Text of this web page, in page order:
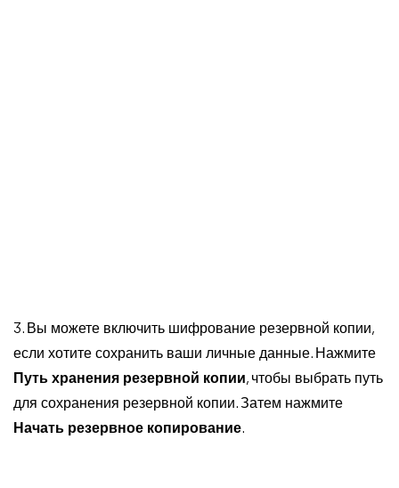
3. Вы можете включить шифрование резервной копии,
если хотите сохранить ваши личные данные. Нажмите
Путь хранения резервной копии, чтобы выбрать путь
для сохранения резервной копии. Затем нажмите
Начать резервное копирование.